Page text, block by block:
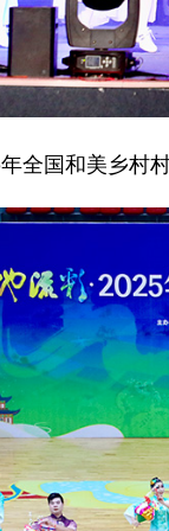
全国和美乡村